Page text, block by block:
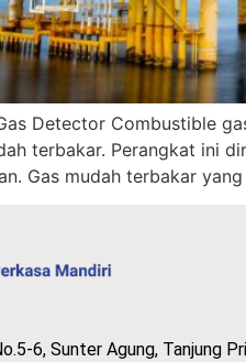
Detector Combustible
terbakar. Perangkat ini
Gas mudah terbakar
6, Sunter Agung, Tanjung